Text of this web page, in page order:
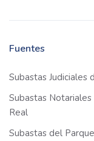
Fuentes
Subastas
Subastas
Real
Subastas del